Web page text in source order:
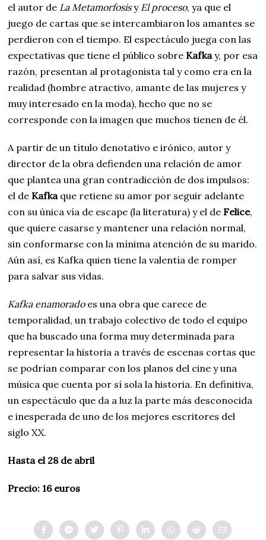
el autor de La Metamorfosisy El proceso, ya que el
juego de cartas que se intercambiaron los amantes se
perdieron con el tiempo. El espectáculo juega con las
expectativas que tiene el público sobre Kafkay, por esa
razón, presentan al protagonista tal y como era en la
realidad (hombre atractivo, amante de las mujeres y
muy interesado en la moda), hecho que no se
corresponde con la imagen que muchos tienen de él.
A partir de un título denotativo e irónico, autor y
director de la obra defienden una relación de amor
que plantea una gran contradicción de dos impulsos:
el de Kafkaque retiene su amor por seguir adelante
con su única vía de escape (la literatura) y el de Felice,
que quiere casarse y mantener una relación normal,
sin conformarse con la mínima atención de su marido.
Aún así, es Kafka quien tiene la valentía de romper
para salvar sus vidas.
Kafka enamoradoes una obra que carece de
temporalidad, un trabajo colectivo de todo el equipo
que ha buscado una forma muy determinada para
representar la historia a través de escenas cortas que
se podrían comparar con los planos del cine y una
música que cuenta por sí sola la historia. En definitiva,
un espectáculo que da a luz la parte más desconocida
e inesperada de uno de los mejores escritores del
siglo XX.
Hasta el 28 de abril
Precio: 16 euros